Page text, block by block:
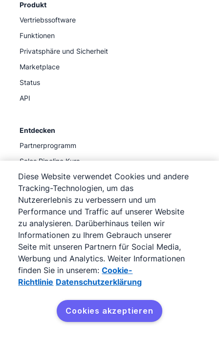
Produkt
Vertriebssoftware
Funktionen
Privatsphäre und Sicherheit
Marketplace
Status
API
Entdecken
Partnerprogramm
Sales Pipeline Kurs
Was bedeutet CRM?
CRM-Vergleich
Ressourcen
Support Center
Knowledge Base
Academy
Support (Jetzt verfügbar)
Diese Website verwendet Cookies und andere
Tracking-Technologien, um das
Nutzererlebnis zu verbessern und um
Performance und Traffic auf unserer Website
zu analysieren. Darüberhinaus teilen wir
Informationen zu Ihrem Gebrauch unserer
Seite mit unseren Partnern für Social Media,
Werbung und Analytics. Weiter Informationen
finden Sie in unserem: Cookie-
Richtlinie Datenschutzerklärung
Cookies akzeptieren